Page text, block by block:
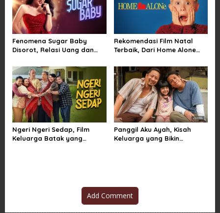
Fenomena Sugar Baby
Disorot, Relasi Uang dan
Rekomendasi Film Natal
Terbaik, Dari Home Alone
Ngeri Ngeri Sedap, Film
Keluarga Batak yang
Panggil Aku Ayah, Kisah
Keluarga yang Bikin
Add Comment